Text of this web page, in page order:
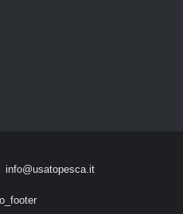
info@usatopesca.it